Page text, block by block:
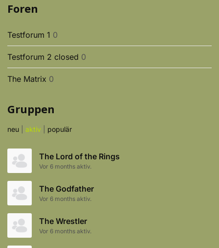
Foren
Testforum 1 0
Testforum 2 closed 0
The Matrix 0
Gruppen
neu aktiv populär
The Lord of the Rings
Vor 6 months aktiv.
The Godfather
Vor 6 months aktiv.
The Wrestler
Vor 6 months aktiv.